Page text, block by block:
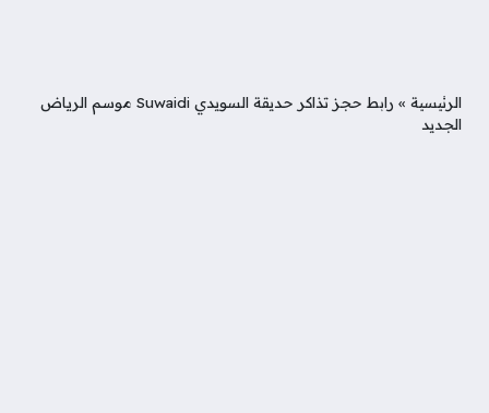
الرئيسية »
رابط حجز تذاكر حديقة السويدي Suwaidi موسم الرياض
الجديد